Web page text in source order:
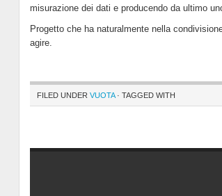
misurazione dei dati e producendo da ultimo
Progetto che ha naturalmente nella
agire.
FILED UNDER VUOTA· TAGGED WITH